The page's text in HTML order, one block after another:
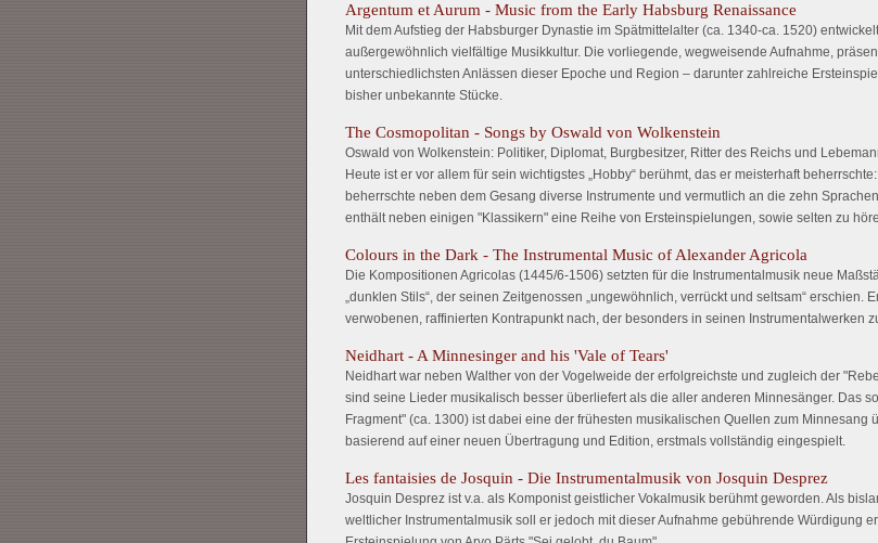
Argentum et Aurum - Music from the Early Habsburg Renaissance
Mit dem Aufstieg der Habsburger Dynastie im Spätmittelalter (ca. 1340-ca. 1520)
außergewöhnlich vielfältige Musikkultur. Die vorliegende, wegweisende Aufnahme,
unterschiedlichsten Anlässen dieser Epoche und Region – darunter zahlreiche
bisher unbekannte Stücke.
The Cosmopolitan - Songs by Oswald von Wolkenstein
Oswald von Wolkenstein: Politiker, Diplomat, Burgbesitzer, Ritter des Reichs und
Heute ist er vor allem für sein wichtigstes „Hobby“ berühmt, das er meisterhaft
beherrschte neben dem Gesang diverse Instrumente und vermutlich an die zehn
enthält neben einigen "Klassikern" eine Reihe von Ersteinspielungen, sowie selten zu
Colours in the Dark - The Instrumental Music of Alexander Agricola
Die Kompositionen Agricolas (1445/6-1506) setzten für die Instrumentalmusik neue
„dunklen Stils“, der seinen Zeitgenossen „ungewöhnlich, verrückt und seltsam“ erschien.
verwobenen, raffinierten Kontrapunkt nach, der besonders in seinen Instrumentalwerken
Neidhart - A Minnesinger and his 'Vale of Tears'
Neidhart war neben Walther von der Vogelweide der erfolgreichste und zugleich der
sind seine Lieder musikalisch besser überliefert als die aller anderen Minnesänger. Das
Fragment" (ca. 1300) ist dabei eine der frühesten musikalischen Quellen zum Minnesang
basierend auf einer neuen Übertragung und Edition, erstmals vollständig eingespielt.
Les fantaisies de Josquin - Die Instrumentalmusik von Josquin Desprez
Josquin Desprez ist v.a. als Komponist geistlicher Vokalmusik berühmt geworden. Als
weltlicher Instrumentalmusik soll er jedoch mit dieser Aufnahme gebührende Würdigung